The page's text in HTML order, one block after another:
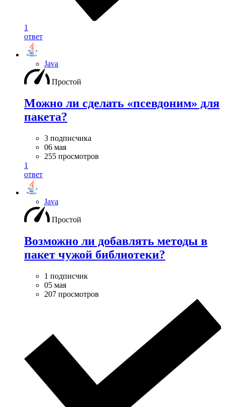
1
ответ
Java
Простой
Можно ли сделать «псевдоним» для
пакета?
3 подписчика
06 мая
255 просмотров
1
ответ
Java
Простой
Возможно ли добавлять методы в
пакет чужой библиотеки?
1 подписчик
05 мая
207 просмотров